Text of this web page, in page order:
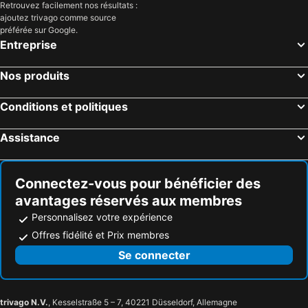
Müncheberg, hôtels avec parking
Schwielochsee, hôtels avec parking
Prötzel, hôtels avec parking
Maszewo, hôtels avec parking
Neutrebbin, hôtels avec parking
Golzow, hôtels avec parking
Steinhöfel, hôtels avec parking
Retrouvez facilement nos résultats :
ajoutez trivago comme source
préférée sur Google.
Entreprise
Nos produits
Conditions et politiques
Assistance
Connectez-vous pour bénéficier des
avantages réservés aux membres
Personnalisez votre expérience
Offres fidélité et Prix membres
Se connecter
trivago N.V., Kesselstraße 5 – 7, 40221 Düsseldorf, Allemagne